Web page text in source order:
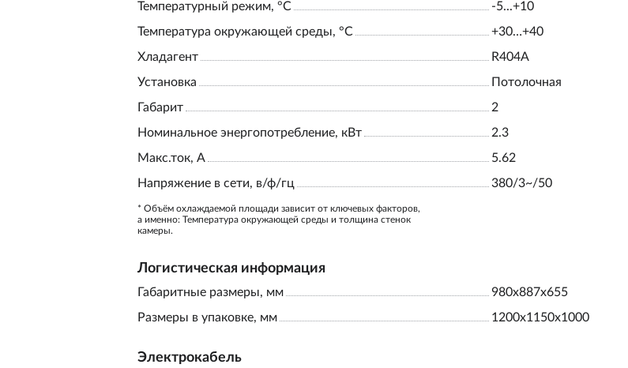
Температурный режим, °С
-5...+10
Температура окружающей среды, °С
+30…+40
Хладагент
R404A
Установка
Потолочная
Габарит
2
Номинальное энергопотребление, кВт
2.3
Макс.ток, А
5.62
Напряжение в сети, в/ф/гц
380/3~/50
* Объём охлаждаемой площади зависит от ключевых факторов,
а именно: Температура окружающей среды и толщина стенок
камеры.
Логистическая информация
Габаритные размеры, мм
980х887х655
Размеры в упаковке, мм
1200х1150х1000
Электрокабель